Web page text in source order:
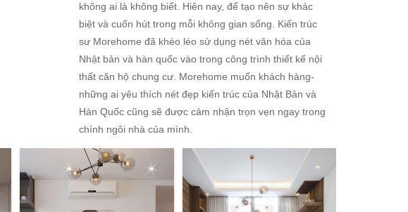
không ai là không biết. Hiên nay, để tạo nên sự khác
biệt và cuốn hút trong mỗi không gian sống. Kiến trúc
sư Morehome đã khéo léo sử dụng nét văn hóa của
Nhật bản và hàn quốc vào trong công trình thiết kế nội
thất căn hộ chung cư. Morehome muốn khách hàng-
những ai yêu thích nét đẹp kiến trúc của Nhật Bản và
Hàn Quốc cũng sẽ được cảm nhận trọn vẹn ngay trong
chính ngôi nhà của mình.